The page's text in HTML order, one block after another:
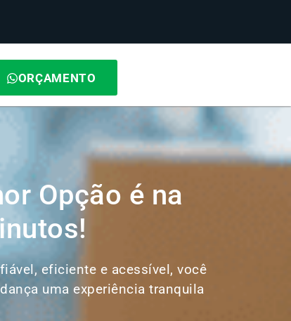
ORÇAMENTO
Opção é na
eficiente e acessível, você
uma experiência tranquila